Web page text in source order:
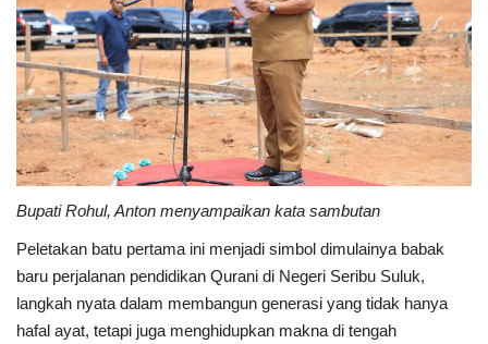
Bupati Rohul, Anton menyampaikan kata sambutan
Peletakan batu pertama ini menjadi simbol dimulainya babak
baru perjalanan pendidikan Qurani di Negeri Seribu Suluk,
langkah nyata dalam membangun generasi yang tidak hanya
hafal ayat, tetapi juga menghidupkan makna di tengah